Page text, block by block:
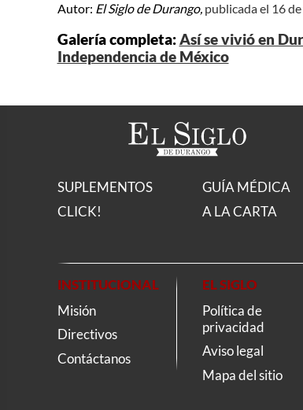
Autor: El Siglo de Durango, publicada el 16
Galería completa:Así se vivió en
Independencia de México
SUPLEMENTOS
CLICK!
GUÍA MÉDICA
A LA CARTA
INSTITUCIONAL
Misión
Directivos
Contáctanos
EL SIGLO
Política de
privacidad
Aviso legal
Mapa del sitio